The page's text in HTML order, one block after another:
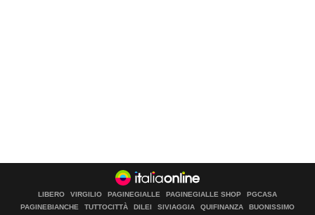
LIBERO VIRGILIO PAGINEGIALLE PAGINEGIALLE SHOP
PGCASA
PAGINEBIANCHE
TUTTOCITTÀ DILEI SIVIAGGIA QUIFINANZA BUONISSIMO